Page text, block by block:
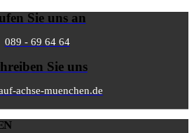
Sie uns an
089 - 69 64 64
Sie uns
achse-muenchen.de